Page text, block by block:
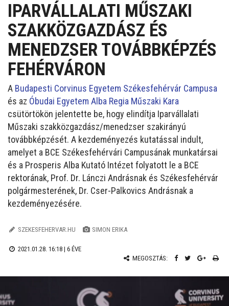
IPARVÁLLALATI MŰSZAKI
SZAKKÖZGAZDÁSZ ÉS
MENEDZSER TOVÁBBKÉPZÉS
FEHÉRVÁRON
A Budapesti Corvinus Egyetem Székesfehérvár Campusa
és az Óbudai Egyetem Alba Regia Műszaki Kara
csütörtökön jelentette be, hogy elindítja Iparvállalati
Műszaki szakközgazdász/menedzser szakirányú
továbbképzését. A kezdeményezés kutatással indult,
amelyet a BCE Székesfehérvári Campusának munkatársai
és a Prosperis Alba Kutató Intézet folyatott le a BCE
rektorának, Prof. Dr. Lánczi Andrásnak és Székesfehérvár
polgármesterének, Dr. Cser-Palkovics Andrásnak a
kezdeményezésére.
SZEKESFEHERVAR.HU SIMON ERIKA
2021.01.28. 16:18 | 6 ÉVE
MEGOSZTÁS: